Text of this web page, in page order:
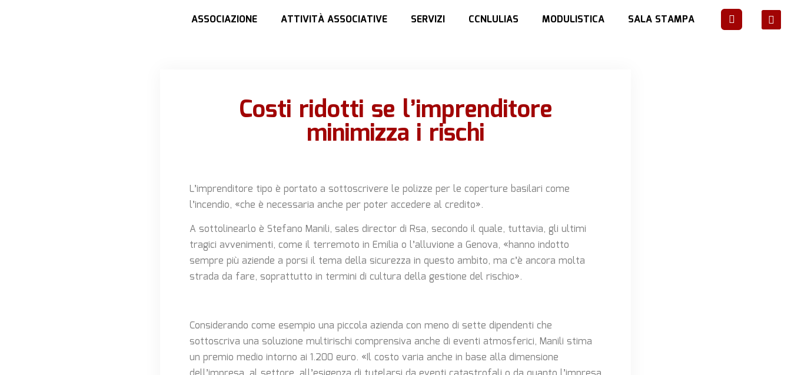
ASSOCIAZIONE ATTIVITÀ ASSOCIATIVE SERVIZI CCNLULIAS MODULISTICA SALA STAMPA
Costi ridotti se l’imprenditore
minimizza i rischi
L’imprenditore tipo è portato a sottoscrivere le polizze per le coperture basilari come
l’incendio, «che è necessaria anche per poter accedere al credito».
A sottolinearlo è Stefano Manili, sales director di Rsa, secondo il quale, tuttavia, gli ultimi
tragici avvenimenti, come il terremoto in Emilia o l’alluvione a Genova, «hanno indotto
sempre più aziende a porsi il tema della sicurezza in questo ambito, ma c’è ancora molta
strada da fare, soprattutto in termini di cultura della gestione del rischio».
Considerando come esempio una piccola azienda con meno di sette dipendenti che
sottoscriva una soluzione multirischi comprensiva anche di eventi atmosferici, Manili stima
un premio medio intorno ai 1.200 euro. «Il costo varia anche in base alla dimensione